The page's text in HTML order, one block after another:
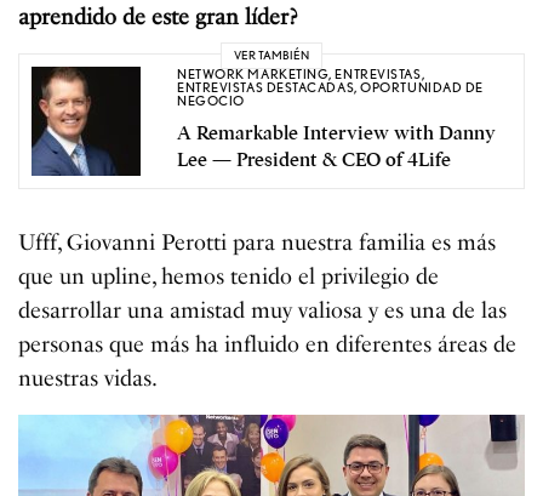
aprendido de este gran líder?
VER TAMBIÉN
NETWORK MARKETING,ENTREVISTAS,
ENTREVISTAS DESTACADAS,OPORTUNIDAD DE
NEGOCIO
A Remarkable Interview with Danny
Lee — President & CEO of 4Life
Ufff, Giovanni Perotti para nuestra familia es más
que un upline, hemos tenido el privilegio de
desarrollar una amistad muy valiosa y es una de las
personas que más ha influido en diferentes áreas de
nuestras vidas.